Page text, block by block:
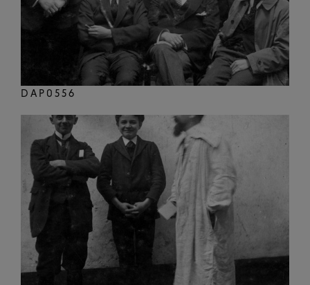
DAP0556